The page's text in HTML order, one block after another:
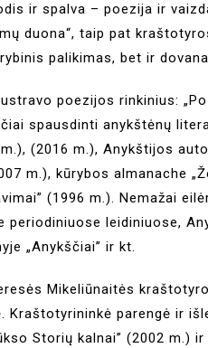
ir spalva – poezija ir
duona“, taip pat
palikimas, bet ir
poezijos rinkinius:
spausdinti anykštėnų
m.), (2016 m.), Anykštijos
m.), kūrybos almanache
(1996 m.). Nemažai
periodiniuose leidiniuose,
„Anykščiai” ir kt.
Mikeliūnaitės
Kraštotyrininkė parengė ir
Storių kalnai” (2002 m.)